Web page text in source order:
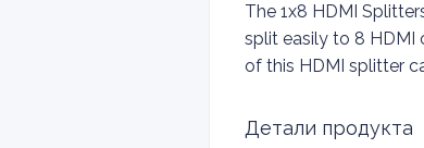
The 1x8 HDMI
split easily to 8 HDMI
of this HDMI splitter
Детали продукта